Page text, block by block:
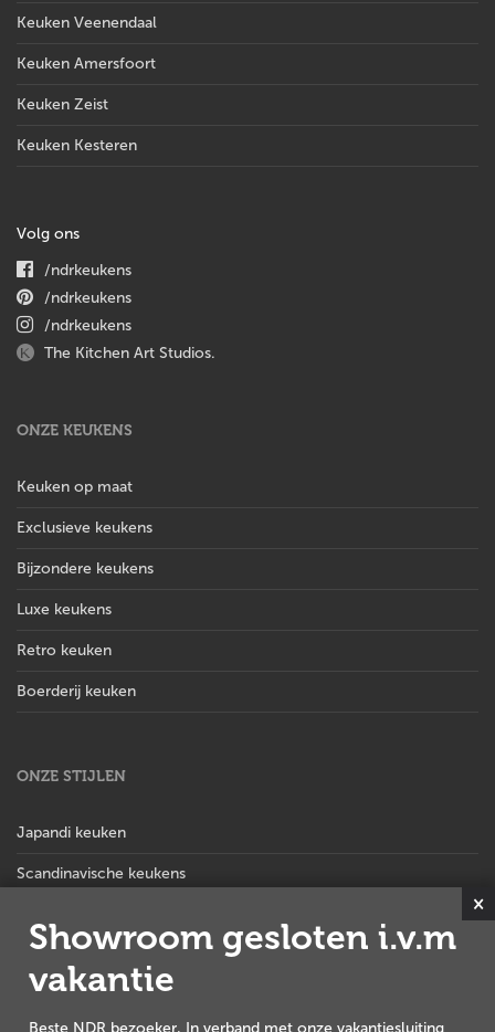
×
Showroom gesloten i.v.m
vakantie
Beste NDR bezoeker, In verband met onze vakantiesluiting
Keuken Veenendaal
Keuken Amersfoort
Keuken Zeist
Keuken Kesteren
Volg ons
/ndrkeukens
/ndrkeukens
/ndrkeukens
The Kitchen Art Studios.
ONZE KEUKENS
Keuken op maat
Exclusieve keukens
Bijzondere keukens
Luxe keukens
Retro keuken
Boerderij keuken
ONZE STIJLEN
Japandi keuken
Scandinavische keukens
Stoere landelijke keuken
Landelijk moderne keuken